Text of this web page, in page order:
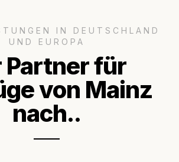
IN DEUTSCHLAND
UND EUROPA
Partner für
von Mainz
nach..